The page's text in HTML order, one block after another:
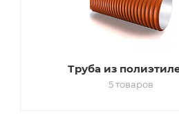
Труба из
5 товаров